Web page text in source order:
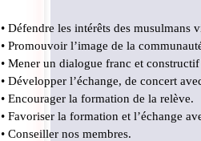
• Défendre les intérêts des musulmans
• Promouvoir l’image de la
• Mener un dialogue franc et
• Développer l’échange, de concert
• Encourager la formation de la relève.
• Favoriser la formation et l’échange
• Conseiller nos membres.